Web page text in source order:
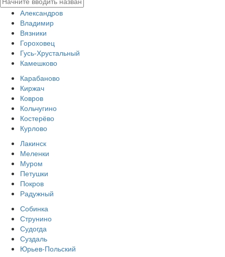
Александров
Владимир
Вязники
Гороховец
Гусь-Хрустальный
Камешково
Карабаново
Киржач
Ковров
Кольчугино
Костерёво
Курлово
Лакинск
Меленки
Муром
Петушки
Покров
Радужный
Собинка
Струнино
Судогда
Суздаль
Юрьев-Польский